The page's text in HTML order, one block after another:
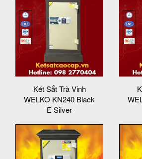
Két Sắt Trà Vinh
WELKO KN240 Black
E Silver